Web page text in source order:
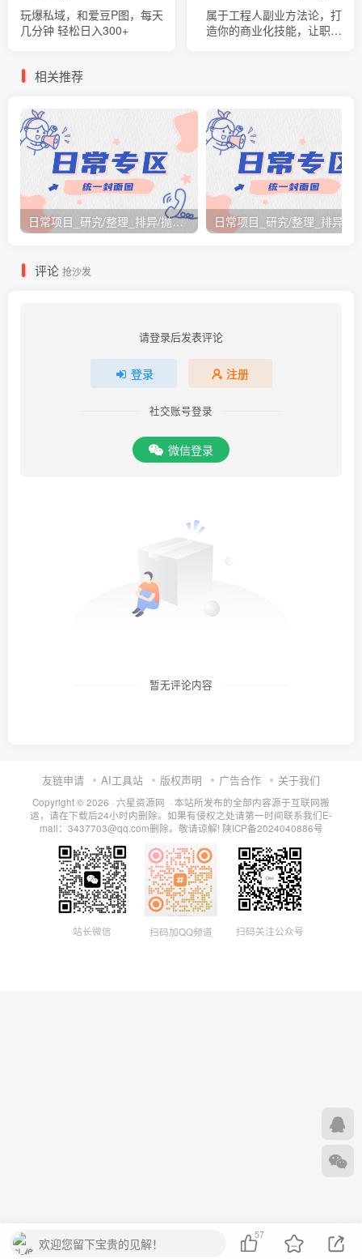
玩爆私域，和爱豆P图，每天
几分钟 轻松日入300+
属于工程人副业方法论，打
造你的商业化技能，让职场
相关推荐
日常项目_研究/整理_排异/抛弃汇总[26.3.15-3.21整理]
评论 抢沙发
请登录后发表评论
登录 注册
社交账号登录
微信登录
暂无评论内容
友链申请 AI工具站 版权声明 广告合作 关于我们
Copyright © 2026 · 六星资源网 · 本站所发布的全部内容源于互联网搬
运，请在下载后24小时内删除。如果有侵权之处请第一时间联系我们E-
mail：3437703@qq.com删除。敬请谅解! 陕ICP备2024040886号
站长微信 扫码加QQ频道 扫码关注公众号
欢迎您留下宝贵的见解！
57